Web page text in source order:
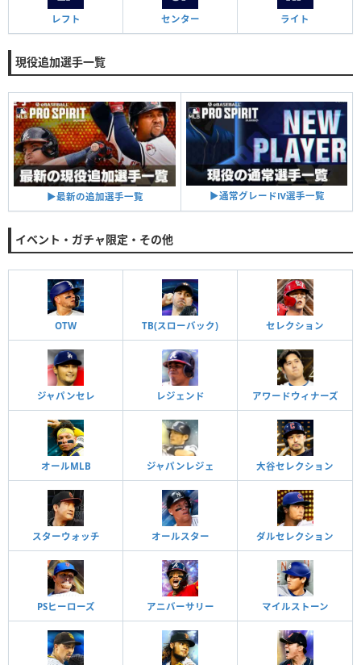
レフト センター ライト
現役追加選手一覧
▶︎最新の追加選手一覧 ▶︎通常グレードⅣ選手一覧
イベント・ガチャ限定・その他
OTW TB(スローバック) セレクション
ジャパンセレ レジェンド アワードウィナーズ
オールMLB ジャパンレジェ 大谷セレクション
スターウォッチ オールスター ダルセレクション
PSヒーローズ アニバーサリー マイルストーン